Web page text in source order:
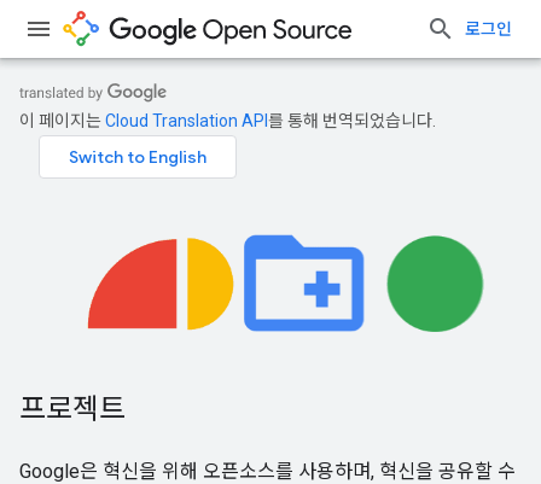
로그인
이 페이지는Cloud Translation API 를 통해 번역되었습니다.
프로젝트
Google은 혁신을 위해 오픈소스를 사용하며, 혁신을 공유할 수